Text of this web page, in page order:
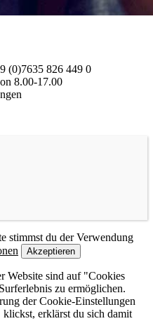
(0)7635 826 449 0
8.00-17.00
stimmst du der Verwendung
Akzeptieren
Website sind auf "Cookies
zu ermöglichen.
der Cookie-Einstellungen
erklärst du sich damit